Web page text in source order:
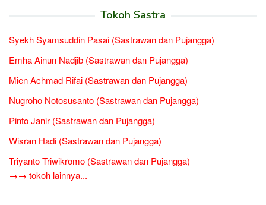
Tokoh Sastra
Syekh Syamsuddin Pasai (Sastrawan dan Pujangga)
Emha Ainun Nadjib (Sastrawan dan Pujangga)
Mien Achmad Rifai (Sastrawan dan Pujangga)
Nugroho Notosusanto (Sastrawan dan Pujangga)
Pinto Janir (Sastrawan dan Pujangga)
Wisran Hadi (Sastrawan dan Pujangga)
Triyanto Triwikromo (Sastrawan dan Pujangga)
→→ tokoh lainnya...